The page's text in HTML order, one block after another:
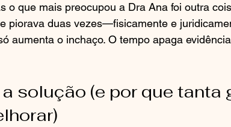
o que mais preocupou a Dra Ana foi outra
piorava duas vezes—fisicamente e
aumenta o inchaço. O tempo apaga
solução (e por que tanta